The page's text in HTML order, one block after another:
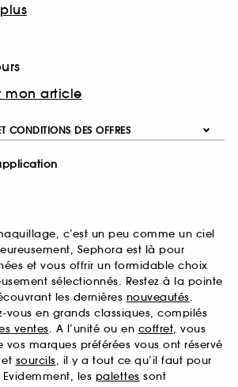
mon article
CONDITIONS DES OFFRES
c’est un peu comme un ciel
Sephora est là pour
et vous offrir un formidable choix
sélectionnés. Restez à la pointe
les dernières nouveautés.
vous en grands classiques, compilés
ventes. A l’unité ou en coffret, vous
marques préférées vous ont réservé
et sourcils, il y a tout ce qu’il faut pour
les palettes sont